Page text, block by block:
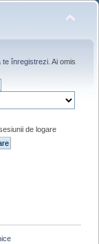
te înregistrezi . Ai omis
de logare